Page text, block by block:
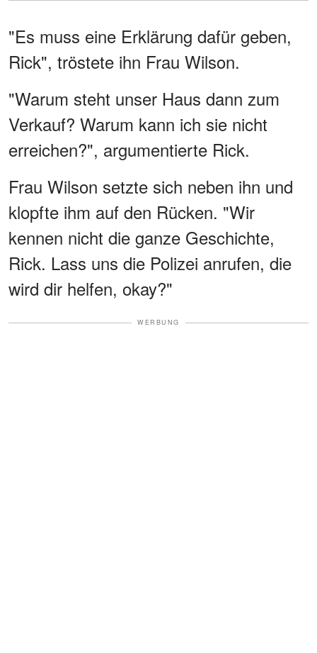
"Es muss eine Erklärung dafür geben,
Rick", tröstete ihn Frau Wilson.
"Warum steht unser Haus dann zum
Verkauf? Warum kann ich sie nicht
erreichen?", argumentierte Rick.
Frau Wilson setzte sich neben ihn und
klopfte ihm auf den Rücken. "Wir
kennen nicht die ganze Geschichte,
Rick. Lass uns die Polizei anrufen, die
wird dir helfen, okay?"
WERBUNG